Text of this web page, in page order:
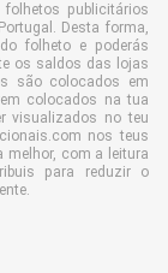
folhetos publicitários
Desta forma,
folheto e poderás
os saldos das lojas
são colocados em
colocados na tua
visualizados no teu
nos teus
melhor, com a leitura
para reduzir o